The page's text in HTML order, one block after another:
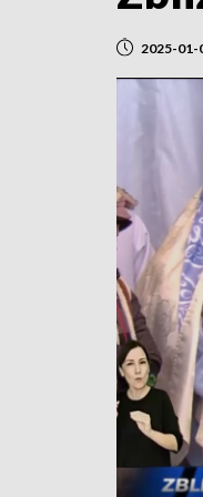
2025-01-